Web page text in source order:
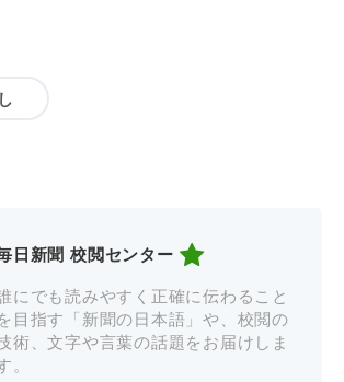
日新聞 校閲センター
にでも読みやすく正確に伝わること
目指す「新聞の日本語」や、校閲の
術、文字や言葉の話題をお届けしま
。